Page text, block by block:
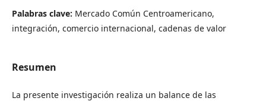
Palabras clave: Mercado Común Centroamericano,
integración, comercio internacional, cadenas de valor
Resumen
La presente investigación realiza un balance de las